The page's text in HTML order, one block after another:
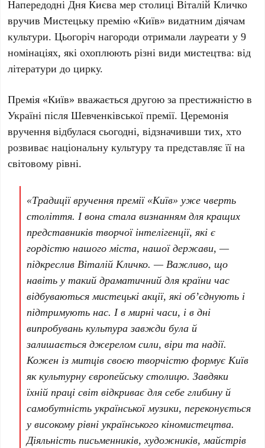
НапередодніДня Києва мер столиціВіталій Кличко
вручивМистецьку премію «Київ» видатним діячам
культури. Цьогоріч нагороди отримали лауреати у9
номінаціях, які охоплюють різні види мистецтва: від
літератури до цирку.
Премія «Київ» вважається другою за престижністю в
Україні післяШевченківської премії. Церемонія
вручення відбулася сьогодні, відзначивши тих, хто
розвиває національну культуру та представляє її на
світовому рівні.
«Традиції вручення премії «Київ» уже чверть
століття. І вона стала визнанням для кращих
представників творчої інтелігенції, які є
гордістю нашого міста, нашої держави, —
підкреслив Віталій Кличко. — Важливо, що
навіть у такий драматичний для країни час
відбуваються мистецькі акції, які обʼєднують і
підтримують нас. І в мирні часи, і в дні
випробувань культура завжди була й
залишається джерелом сили, віри та надії.
Кожен із митців своєю творчістю формує Київ
як культурну європейську столицю. Завдяки
їхній праці світ відкриває для себе глибину й
самобутність української музики, переконується
у високому рівні українського кіномистецтва.
Діяльність письменників, художників, майстрів